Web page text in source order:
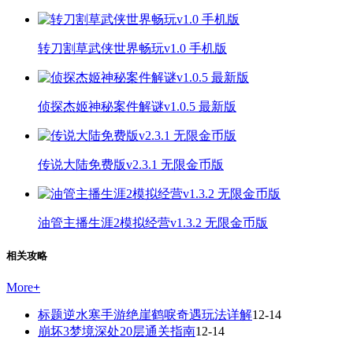
转刀割草武侠世界畅玩v1.0 手机版
侦探杰姬神秘案件解谜v1.0.5 最新版
传说大陆免费版v2.3.1 无限金币版
油管主播生涯2模拟经营v1.3.2 无限金币版
相关攻略
More+
标题逆水寒手游绝崖鹤唳奇遇玩法详解12-14
崩坏3梦境深处20层通关指南12-14